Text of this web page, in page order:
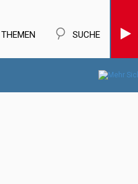
THEMEN SUCHE